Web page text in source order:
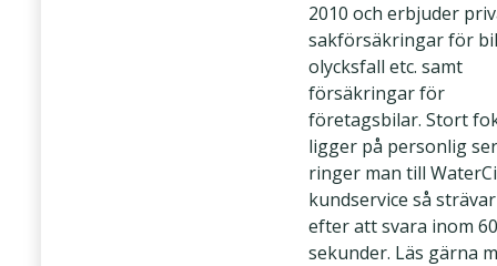
2010 och erbjuder
sakförsäkringar för
olycksfall etc. samt
försäkringar för
företagsbilar. Stort
ligger på personlig
ringer man till
kundservice så
efter att svara inom 60
sekunder. Läs gärna